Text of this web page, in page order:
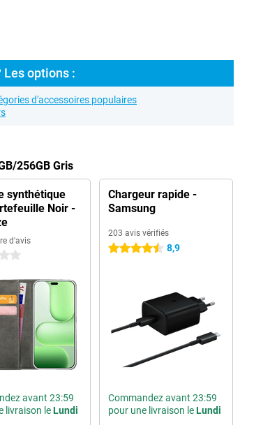
Les options :
d'accessoires populaires
256GB Gris
synthétique
Noir -
d'avis
avant 23:59
livraison leLundi
Chargeur rapide -
Samsung
203 avis vérifiés
4.5 étoiles 8,9
Commandez avant 23:59
pour une livraison leLundi